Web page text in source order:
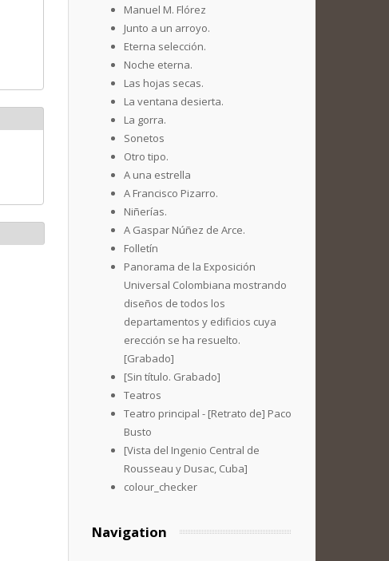
Manuel M. Flórez
Junto a un arroyo.
Eterna selección.
Noche eterna.
Las hojas secas.
La ventana desierta.
La gorra.
Sonetos
Otro tipo.
A una estrella
A Francisco Pizarro.
Niñerías.
A Gaspar Núñez de Arce.
Folletín
Panorama de la Exposición
Universal Colombiana mostrando
diseños de todos los
departamentos y edificios cuya
erección se ha resuelto.
[Grabado]
[Sin título. Grabado]
Teatros
Teatro principal - [Retrato de] Paco
Busto
[Vista del Ingenio Central de
Rousseau y Dusac, Cuba]
colour_checker
Navigation